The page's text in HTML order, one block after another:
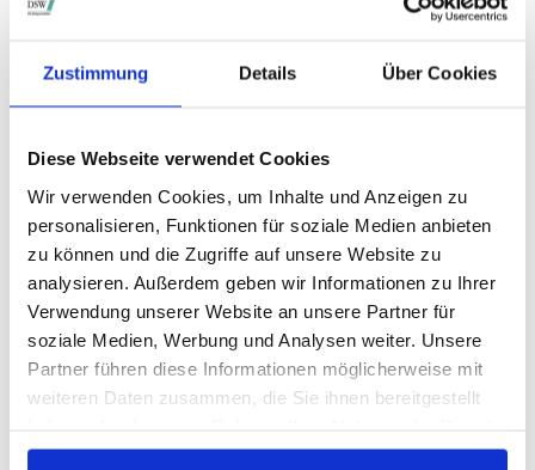
Zustimmung Details Über Cookies
Diese Webseite verwendet Cookies
Wir verwenden Cookies, um Inhalte und Anzeigen zu
personalisieren, Funktionen für soziale Medien anbieten
zu können und die Zugriffe auf unsere Website zu
analysieren. Außerdem geben wir Informationen zu Ihrer
Verwendung unserer Website an unsere Partner für
soziale Medien, Werbung und Analysen weiter. Unsere
Partner führen diese Informationen möglicherweise mit
weiteren Daten zusammen, die Sie ihnen bereitgestellt
gesammelt haben.
STIMMRECHTSVERTRETUNG DURCH DIE DSW
auf sämtlichen
wichtigen Hauptversammlungen in Deutschland.
VERGANGENE HAUPTVERSAMMLUNGSTERMINE
archiv.hauptversammlung.de
Die nächsten Termine